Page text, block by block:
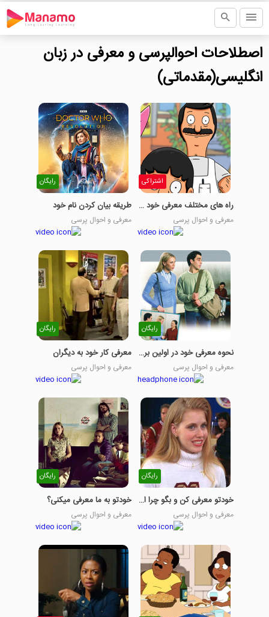
اصطلاحات احوالپرسی و معرفی در زبان
انگلیسی(مقدماتی)
اشتراکی
راه های مختلف معرفی خود و دیگران
معرفی و احوال پرسی
رایگان
طریقه بیان کردن نام خود
معرفی و احوال پرسی
رایگان
نحوه معرفی خود در اولین برخورد
معرفی و احوال پرسی
رایگان
معرفی کار خود به دیگران
معرفی و احوال پرسی
رایگان
خودتو معرفی کن و بگو چرا اینجایی؟
معرفی و احوال پرسی
رایگان
خودتو به ما معرفی میکنی؟
معرفی و احوال پرسی